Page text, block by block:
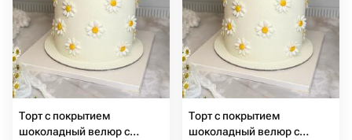
Торт с покрытием
шоколадный велюр с
Торт с покрытием
шоколадный велюр с